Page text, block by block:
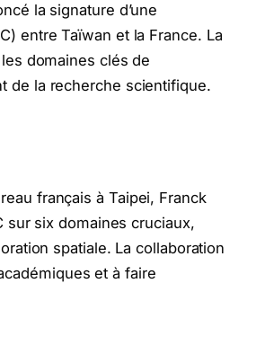
la signature d’une
entre Taïwan et la France. La
domaines clés de
de la recherche scientifique.
français à Taipei, Franck
sur six domaines cruciaux,
spatiale. La collaboration
et à faire